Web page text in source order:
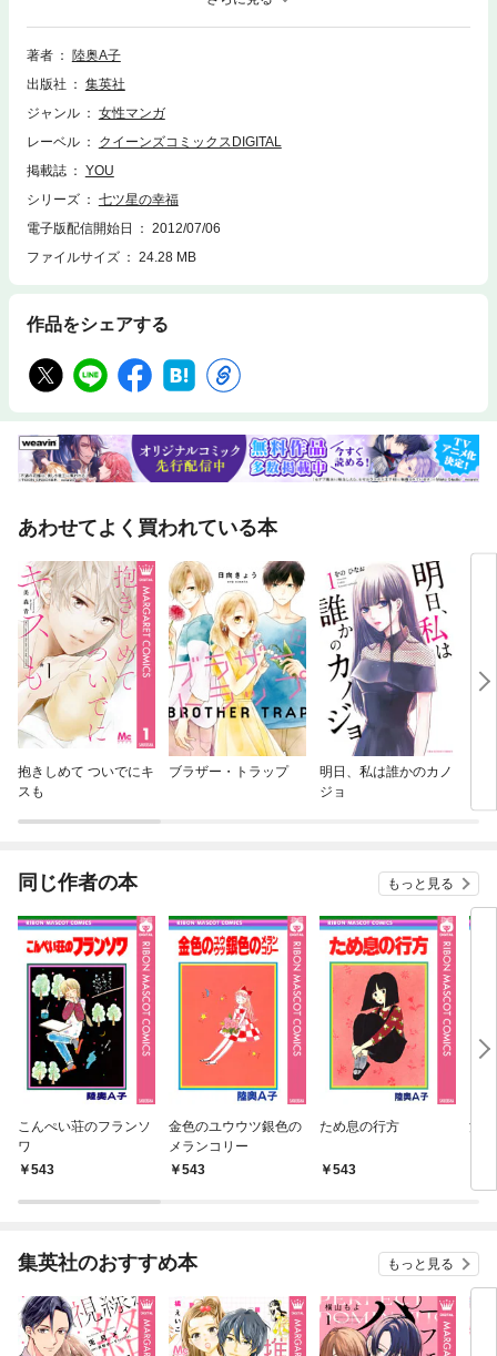
る？恋愛、結婚、出産、老後…悩み多き三人娘と家族にまつわる物語。
【収録作品】ボクは何でも知っている
著者
陸奥A子
出版社
集英社
ジャンル
女性マンガ
レーベル
クイーンズコミックスDIGITAL
掲載誌
YOU
シリーズ
七ツ星の幸福
電子版配信開始日
2012/07/06
ファイルサイズ
24.28 MB
作品をシェアする
あわせてよく買われている本
抱きしめて ついでにキ
スも
ブラザー・トラップ
明日、私は誰かのカノ
ジョ
同じ作者の本 もっと見る
こんぺい荘のフランソ
ワ
543
金色のユウウツ銀色の
メランコリー
543
ため息の行方
543
流
集英社のおすすめ本 もっと見る